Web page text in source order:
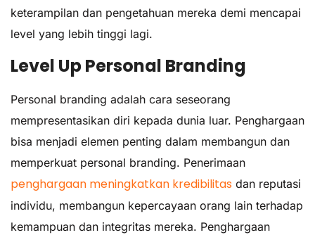
keterampilan dan pengetahuan mereka demi mencapai
level yang lebih tinggi lagi.
Level Up Personal Branding
Personal branding adalah cara seseorang
mempresentasikan diri kepada dunia luar. Penghargaan
bisa menjadi elemen penting dalam membangun dan
memperkuat personal branding. Penerimaan
penghargaan meningkatkan kredibilitas dan reputasi
individu, membangun kepercayaan orang lain terhadap
kemampuan dan integritas mereka. Penghargaan